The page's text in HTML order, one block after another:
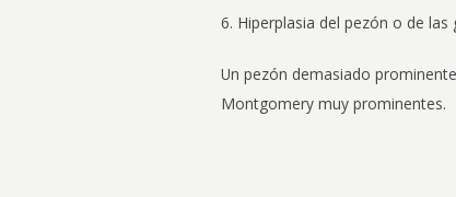
6. Hiperplasia del pezón o de
Un pezón demasiado
Montgomery muy prominentes.